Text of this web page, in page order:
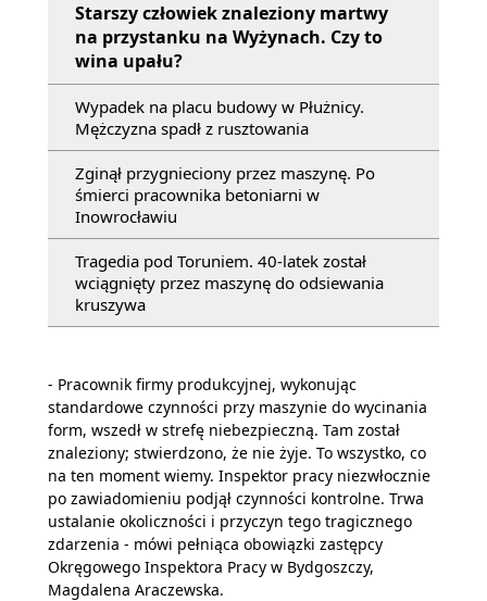
Starszy człowiek znaleziony martwy
na przystanku na Wyżynach. Czy to
wina upału?
Wypadek na placu budowy w Płużnicy.
Mężczyzna spadł z rusztowania
Zginął przygnieciony przez maszynę. Po
śmierci pracownika betoniarni w
Inowrocławiu
Tragedia pod Toruniem. 40-latek został
wciągnięty przez maszynę do odsiewania
kruszywa
- Pracownik firmy produkcyjnej, wykonując
standardowe czynności przy maszynie do wycinania
form, wszedł w strefę niebezpieczną. Tam został
znaleziony; stwierdzono, że nie żyje. To wszystko, co
na ten moment wiemy. Inspektor pracy niezwłocznie
po zawiadomieniu podjął czynności kontrolne. Trwa
ustalanie okoliczności i przyczyn tego tragicznego
zdarzenia - mówi pełniąca obowiązki zastępcy
Okręgowego Inspektora Pracy w Bydgoszczy,
Magdalena Araczewska.